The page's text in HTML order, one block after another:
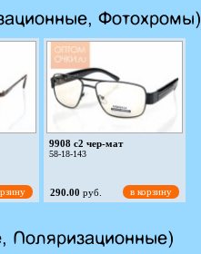
Фотохромы)
9908 c2 чер-мат
58-18-143
290.00 руб. в корзину
Поляризационные)